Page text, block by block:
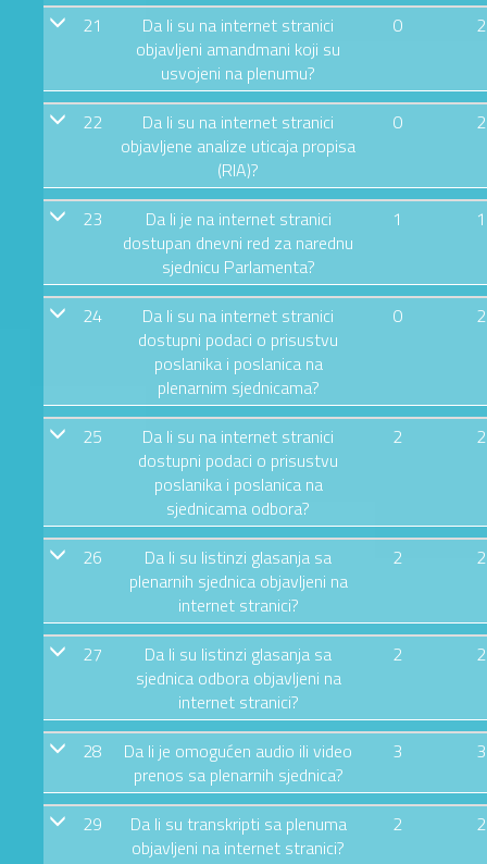
21
Da li su na internet stranici
objavljeni amandmani koji su
usvojeni na plenumu?
0 2
22
Da li su na internet stranici
objavljene analize uticaja propisa
(RIA)?
0 2
23
Da li je na internet stranici
dostupan dnevni red za narednu
sjednicu Parlamenta?
1 1
24
Da li su na internet stranici
dostupni podaci o prisustvu
poslanika i poslanica na
plenarnim sjednicama?
0 2
25
Da li su na internet stranici
dostupni podaci o prisustvu
poslanika i poslanica na
sjednicama odbora?
2 2
26
Da li su listinzi glasanja sa
plenarnih sjednica objavljeni na
internet stranici?
2 2
27
Da li su listinzi glasanja sa
sjednica odbora objavljeni na
internet stranici?
2 2
28
Da li je omogućen audio ili video
prenos sa plenarnih sjednica?
3 3
29
Da li su transkripti sa plenuma
objavljeni na internet stranici?
2 2